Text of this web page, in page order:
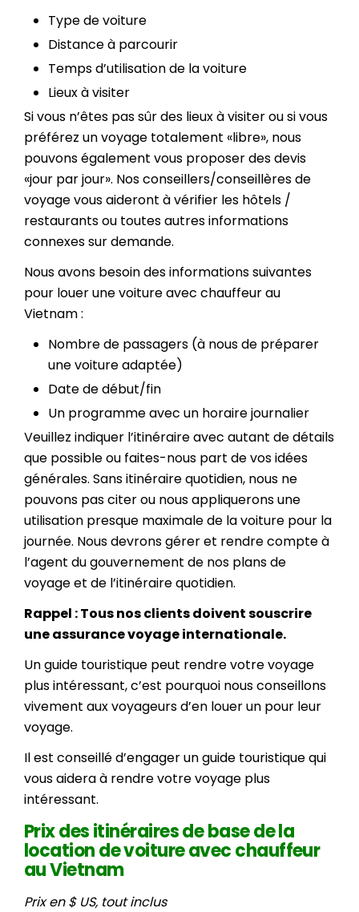
Type de voiture
Distance à parcourir
Temps d’utilisation de la voiture
Lieux à visiter
Si vous n’êtes pas sûr des lieux à visiter ou si vous
préférez un voyage totalement «libre», nous
pouvons également vous proposer des devis
«jour par jour». Nos conseillers/conseillères de
voyage vous aideront à vérifier les hôtels /
restaurants ou toutes autres informations
connexes sur demande.
Nous avons besoin des informations suivantes
pour louer une voiture avec chauffeur au
Vietnam :
Nombre de passagers (à nous de préparer
une voiture adaptée)
Date de début/fin
Un programme avec un horaire journalier
Veuillez indiquer l’itinéraire avec autant de détails
que possible ou faites-nous part de vos idées
générales. Sans itinéraire quotidien, nous ne
pouvons pas citer ou nous appliquerons une
utilisation presque maximale de la voiture pour la
journée. Nous devrons gérer et rendre compte à
l’agent du gouvernement de nos plans de
voyage et de l’itinéraire quotidien.
Rappel : Tous nos clients doivent souscrire
une assurance voyage internationale.
Un guide touristique peut rendre votre voyage
plus intéressant, c’est pourquoi nous conseillons
vivement aux voyageurs d’en louer un pour leur
voyage.
Il est conseillé d’engager un guide touristique qui
vous aidera à rendre votre voyage plus
intéressant.
Prix des itinéraires de base de la
location de voiture avec chauffeur
au Vietnam
Prix en $ US, tout inclus